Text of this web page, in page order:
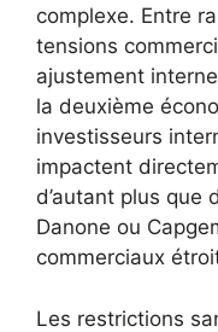
complexe. Entre
tensions
ajustement
la deuxième
investisseurs
impactent
d’autant plus que
Danone ou
commerciaux
Les restrictions